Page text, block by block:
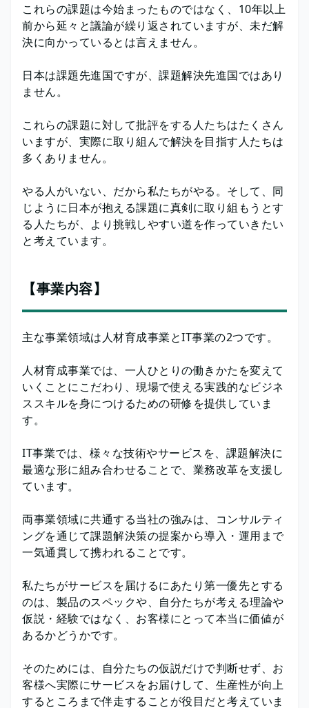
これらの課題は今始まったものではなく、10年以上
前から延々と議論が繰り返されていますが、未だ解
決に向かっているとは言えません。
日本は課題先進国ですが、課題解決先進国ではあり
ません。
これらの課題に対して批評をする人たちはたくさん
いますが、実際に取り組んで解決を目指す人たちは
多くありません。
やる人がいない、だから私たちがやる。そして、同
じように日本が抱える課題に真剣に取り組もうとす
る人たちが、より挑戦しやすい道を作っていきたい
と考えています。
【事業内容】
主な事業領域は人材育成事業とIT事業の2つです。
人材育成事業では、一人ひとりの働きかたを変えて
いくことにこだわり、現場で使える実践的なビジネ
ススキルを身につけるための研修を提供していま
す。
IT事業では、様々な技術やサービスを、課題解決に
最適な形に組み合わせることで、業務改革を支援し
ています。
両事業領域に共通する当社の強みは、コンサルティ
ングを通じて課題解決策の提案から導入・運用まで
一気通貫して携われることです。
私たちがサービスを届けるにあたり第一優先とする
のは、製品のスペックや、自分たちが考える理論や
仮説・経験ではなく、お客様にとって本当に価値が
あるかどうかです。
そのためには、自分たちの仮説だけで判断せず、お
客様へ実際にサービスをお届けして、生産性が向上
するところまで伴走することが役目だと考えていま